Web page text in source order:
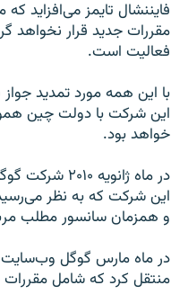
فایننشال تایمز
مقررات جدید قرار
فعالیت است.
با این همه مورد تمدید
این شرکت با دولت چین
خواهد بود.
در ماه
این شرکت که به نظر
و همزمان سانسور مطلب
در ماه مارس گوگل
منتقل کرد که شامل